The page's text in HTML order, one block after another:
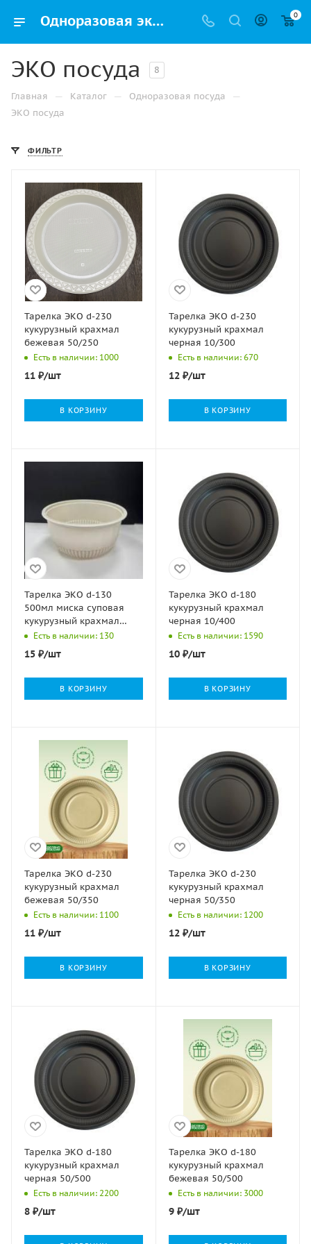
Одноразовая эко-посуда в Москве: купить биоразлагаемую посуду оптом и в розницу | Упак РФ 0
ЭКО посуда 8
Главная — Каталог — Одноразовая посуда —
ЭКО посуда
ФИЛЬТР
Тарелка ЭКО d-230
кукурузный крахмал
бежевая 50/250
Есть в наличии: 1000
11 ₽/шт
В КОРЗИНУ
Тарелка ЭКО d-230
кукурузный крахмал
черная 10/300
Есть в наличии: 670
12₽/шт
В КОРЗИНУ
Тарелка ЭКО d-130
500мл миска суповая
кукурузный крахмал
бежевая 50/400
Есть в наличии: 130
15 ₽/шт
В КОРЗИНУ
Тарелка ЭКО d-180
кукурузный крахмал
черная 10/400
Есть в наличии: 1590
10₽/шт
В КОРЗИНУ
Тарелка ЭКО d-230
кукурузный крахмал
бежевая 50/350
Есть в наличии: 1100
11 ₽/шт
В КОРЗИНУ
Тарелка ЭКО d-230
кукурузный крахмал
черная 50/350
Есть в наличии: 1200
12₽/шт
В КОРЗИНУ
Тарелка ЭКО d-180
кукурузный крахмал
черная 50/500
Есть в наличии: 2200
8 ₽/шт
Тарелка ЭКО d-180
кукурузный крахмал
бежевая 50/500
Есть в наличии: 3000
9₽/шт